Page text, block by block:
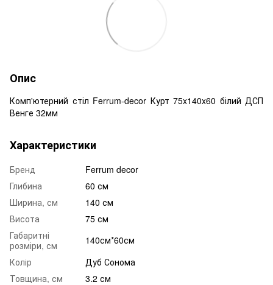
Опис
Комп'ютерний стіл Ferrum-decor Курт 75x140x60 білий ДСП
Венге 32мм
Характеристики
Бренд
Ferrum decor
Глибина
60 см
Ширина, см
140 см
Висота
75 см
Габаритні
розміри, см
140см*60см
Колір
Дуб Сонома
Товщина, см
3.2 см